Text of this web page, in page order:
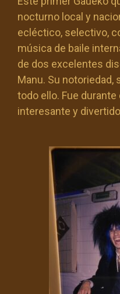
nocturno local y
ecléctico, selectivo,
música de baile
de dos excelentes
Manu. Su notoriedad,
todo ello. Fue
interesante y